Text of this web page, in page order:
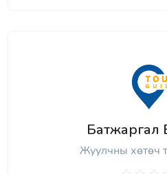
Батжаргал
Жуулчны хөтөч